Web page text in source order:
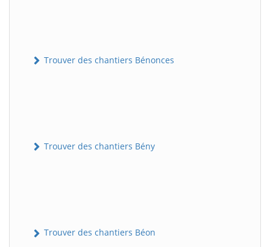
Trouver des chantiers Bénonces
Trouver des chantiers Bény
Trouver des chantiers Béon